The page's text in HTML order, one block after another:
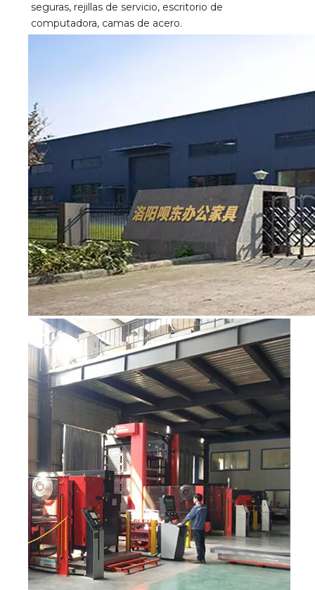
seguras, rejillas de servicio, escritorio de
computadora, camas de acero.